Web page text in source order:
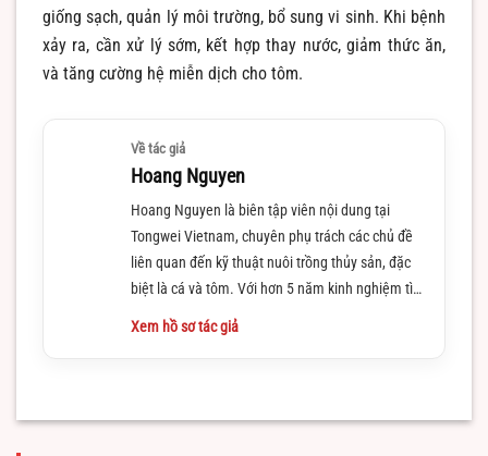
giống sạch, quản lý môi trường, bổ sung vi sinh. Khi bệnh
xảy ra, cần xử lý sớm, kết hợp thay nước, giảm thức ăn,
và tăng cường hệ miễn dịch cho tôm.
Về tác giả
Hoang Nguyen
Hoang Nguyen là biên tập viên nội dung tại
Tongwei Vietnam, chuyên phụ trách các chủ đề
liên quan đến kỹ thuật nuôi trồng thủy sản, đặc
biệt là cá và tôm. Với hơn 5 năm kinh nghiệm tìm
hiểu và làm việc trong lĩnh vực này
Xem hồ sơ tác giả